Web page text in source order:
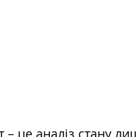
– це аналіз стану